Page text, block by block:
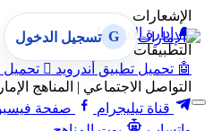
الإشعارات
🔔 إدارة الإشعارات
التطبيقات
🤖 تحميل تطبيق أندرويد  تحميل
التواصل الاجتماعي | المناهج
قناة تيليجرام
صفحة
G تسجيل الدخول